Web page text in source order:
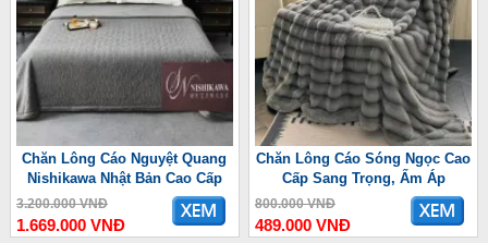
Chăn Lông Cáo Nguyệt Quang
Nishikawa Nhật Bản Cao Cấp
3.200.000 VNĐ
1.669.000 VNĐ
Chăn Lông Cáo Sóng Ngọc Cao
Cấp Sang Trọng, Ấm Áp
800.000 VNĐ
489.000 VNĐ